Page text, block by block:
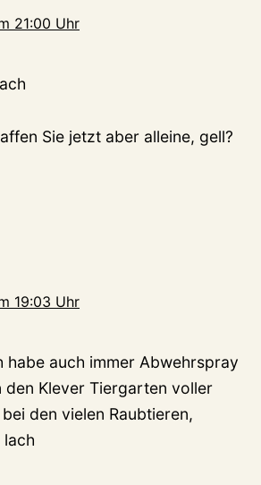
21:00 Uhr
Sie jetzt aber alleine, gell?
19:03 Uhr
habe auch immer Abwehrspray
den Klever Tiergarten voller
den vielen Raubtieren,
lach